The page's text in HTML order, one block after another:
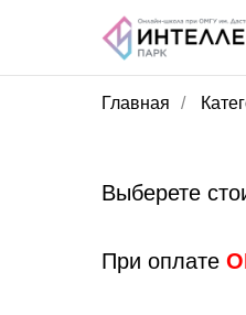
Главная /
Выберете
При оплате